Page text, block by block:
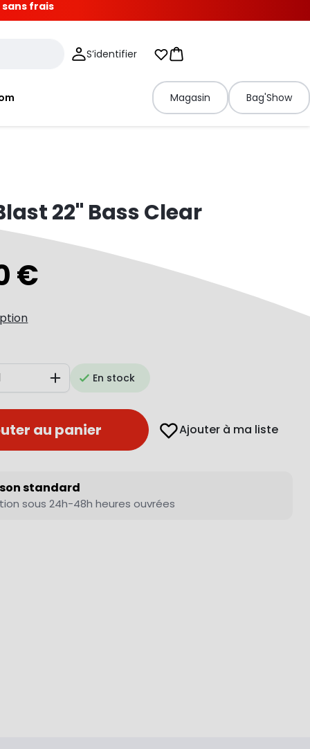
sans frais
S’identifier Mes listes d'envies
Panier
Magasin Bag'Show
22" Bass Clear
€
AugmenterEn stock
au panier Ajouter à ma liste
standard
sous 24h-48h heures ouvrées